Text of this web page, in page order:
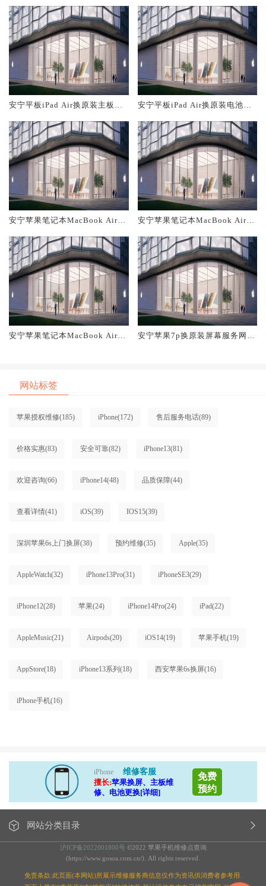
安宁平板iPad Air换原装主板维
安宁平板iPad Air换原装电池维
安宁苹果笔记本MacBook Air换
安宁苹果笔记本MacBook Air换
安宁苹果笔记本MacBook Air换
安宁苹果7p换原装屏幕服务网点
网站标签
苹果授权维修(185) iPhone(172) 售后服务电话(89)
价格实惠(83) 安全可靠(82) iPhone13(81)
欢迎咨询(66) iPhone14(48) 品质保障(44)
查看详情(41) iOS(39) IOS15(39)
深圳苹果6s上门换屏(38) 预约维修(35) Apple(35)
AppleWatch(32) iPhone13Pro(31) iPhoneSE3(29)
iPhone12(28) 苹果(24) iPhone14Pro(24) iPad(22)
AppleMusic(21) Airpods(20) iOS14(19) 苹果手机(19)
AppStore(18) iPhone13系列 (18) 西安苹果6s换屏(16)
iPhone手机(16)
iPhone
维修客服
擅长:苹果换屏、主板维
修、电池更换[详细]
免费
预约
网站分类目录
沪ICP备2022001800号 ©2022 苹果手机维修点查询
(https://www.gosoa.com.cn/). All rights reserved.
免责条款:此页面(本网站)所展示维修服务商信息仅作为资讯供消费者参考用.